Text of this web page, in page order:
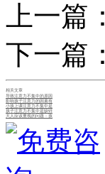
上一篇：
下一篇：
相关文章
导致注意力不集中的原因
影响孩子注意力的因素有
小孩上课注意力不集中是
孩子注意力不集中是缺锌
大人应该重视的问题：孩